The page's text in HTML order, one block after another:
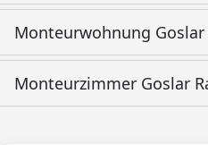
Monteurwohnung
Monteurzimmer Goslar